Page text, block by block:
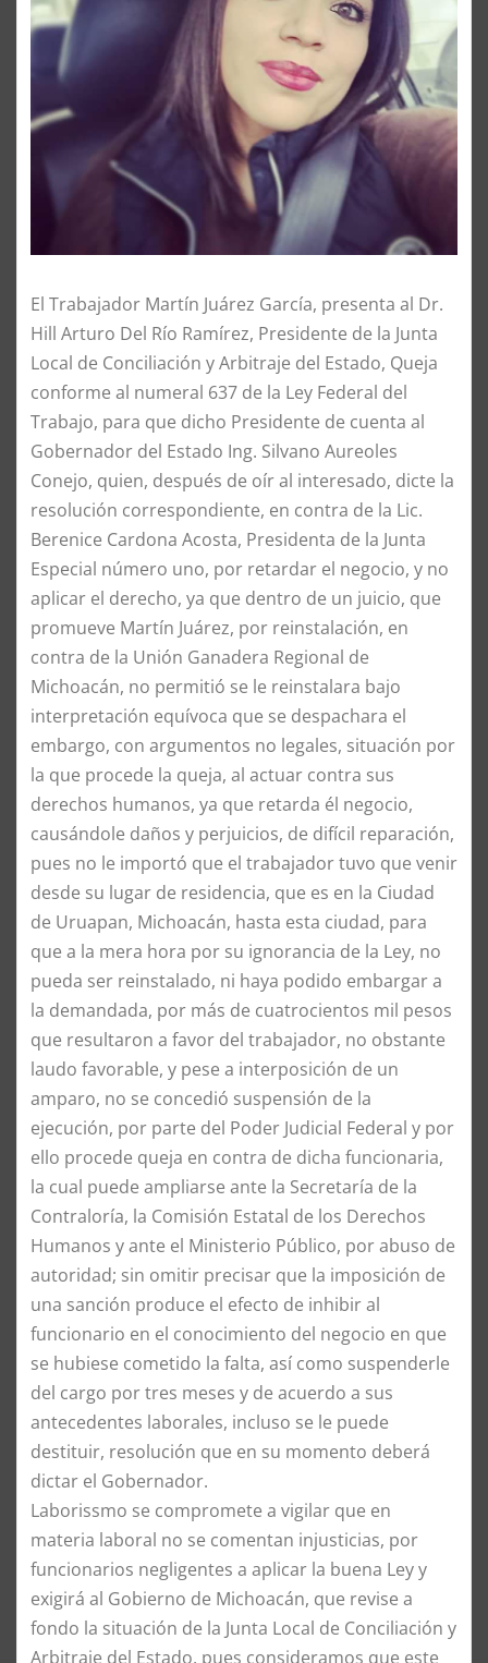
El Trabajador Martín Juárez García, presenta al Dr.
Hill Arturo Del Río Ramírez, Presidente de la Junta
Local de Conciliación y Arbitraje del Estado, Queja
conforme al numeral 637 de la Ley Federal del
Trabajo, para que dicho Presidente de cuenta al
Gobernador del Estado Ing. Silvano Aureoles
Conejo, quien, después de oír al interesado, dicte la
resolución correspondiente, en contra de la Lic.
Berenice Cardona Acosta, Presidenta de la Junta
Especial número uno, por retardar el negocio, y no
aplicar el derecho, ya que dentro de un juicio, que
promueve Martín Juárez, por reinstalación, en
contra de la Unión Ganadera Regional de
Michoacán, no permitió se le reinstalara bajo
interpretación equívoca que se despachara el
embargo, con argumentos no legales, situación por
la que procede la queja, al actuar contra sus
derechos humanos, ya que retarda él negocio,
causándole daños y perjuicios, de difícil reparación,
pues no le importó que el trabajador tuvo que venir
desde su lugar de residencia, que es en la Ciudad
de Uruapan, Michoacán, hasta esta ciudad, para
que a la mera hora por su ignorancia de la Ley, no
pueda ser reinstalado, ni haya podido embargar a
la demandada, por más de cuatrocientos mil pesos
que resultaron a favor del trabajador, no obstante
laudo favorable, y pese a interposición de un
amparo, no se concedió suspensión de la
ejecución, por parte del Poder Judicial Federal y por
ello procede queja en contra de dicha funcionaria,
la cual puede ampliarse ante la Secretaría de la
Contraloría, la Comisión Estatal de los Derechos
Humanos y ante el Ministerio Público, por abuso de
autoridad; sin omitir precisar que la imposición de
una sanción produce el efecto de inhibir al
funcionario en el conocimiento del negocio en que
se hubiese cometido la falta, así como suspenderle
del cargo por tres meses y de acuerdo a sus
antecedentes laborales, incluso se le puede
destituir, resolución que en su momento deberá
dictar el Gobernador.
Laborissmo se compromete a vigilar que en
materia laboral no se comentan injusticias, por
funcionarios negligentes a aplicar la buena Ley y
exigirá al Gobierno de Michoacán, que revise a
fondo la situación de la Junta Local de Conciliación y
Arbitraje del Estado, pues consideramos que este